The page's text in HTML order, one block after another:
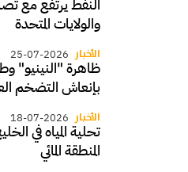
النفط يرتفع مع
والولايات المتحدة
الأخبار 25-07-2026
ظاهرة "النينيو"
بإنعاش التضخم
الأخبار 18-07-2026
تحلية المياه في
المنطقة المائي